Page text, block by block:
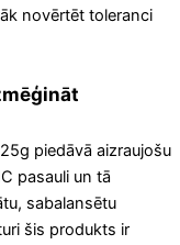
novērtēt toleranci
piedāvā aizraujošu
pasauli un tā
sabalansētu
šis produkts ir